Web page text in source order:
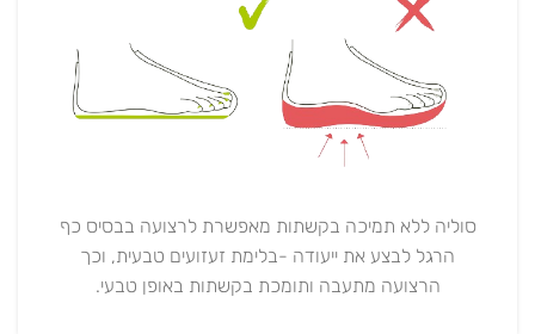
סוליה ללא תמיכה בקשתות מאפשרת לרצועה בבסיס כף
הרגל לבצע את ייעודה -בלימת זעזועים טבעית, וכך
הרצועה מתעבה ותומכת בקשתות באופן טבעי.